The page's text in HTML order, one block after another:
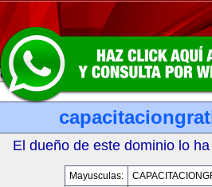
El dueño de este dominio lo
Mayusculas: